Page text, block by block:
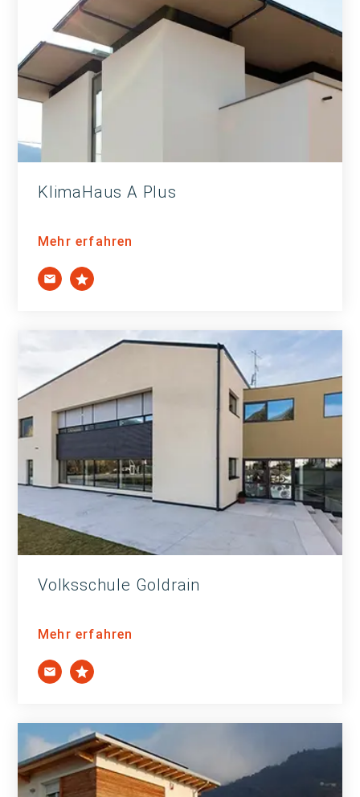
KlimaHaus A Plus
Mehr erfahren
Volksschule Goldrain
Mehr erfahren